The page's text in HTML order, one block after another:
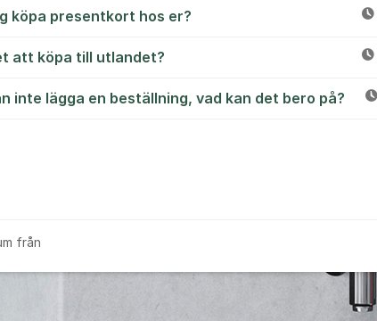
köpa presentkort hos er?
att köpa till utlandet?
inte lägga en beställning, vad kan det bero på?
från